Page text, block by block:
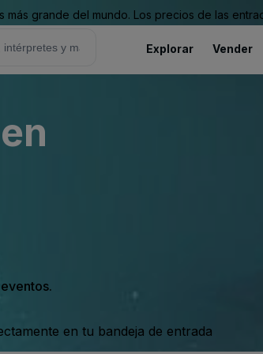
grande del mundo. Los precios de las
Explorar Vender
en tu bandeja de entrada